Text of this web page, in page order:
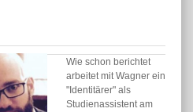
Wie schon berichtet
arbeitet mit Wagner ein
"Identitärer" als
Studienassistent am